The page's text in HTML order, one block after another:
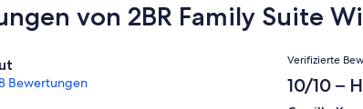
von 2BR Family Suite
Bewertungen
Verifizierte
10/10 –